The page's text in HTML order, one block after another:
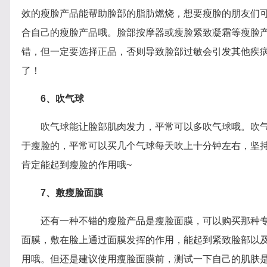
效的瘦脸产品能帮助脸部的脂肪燃烧，想要瘦脸的朋友们
合自己的瘦脸产品哦。脸部按摩器或瘦脸紧致凝霜等瘦脸
错，但一定要选择正品，否则导致脸部过敏会引发其他疾
了！
6、吹气球
吹气球能让脸部肌肉发力，平常可以多吹气球哦。吹
于瘦脸的，平常可以买几个气球每天吹上十分钟左右，坚
肯定能起到瘦脸的作用哦~
7、敷瘦脸面膜
还有一种不错的瘦脸产品是瘦脸面膜，可以购买那种
面膜，敷在脸上通过面膜发挥的作用，能起到紧致脸部以
用哦。但还是建议使用瘦脸面膜前，测试一下自己的肌肤